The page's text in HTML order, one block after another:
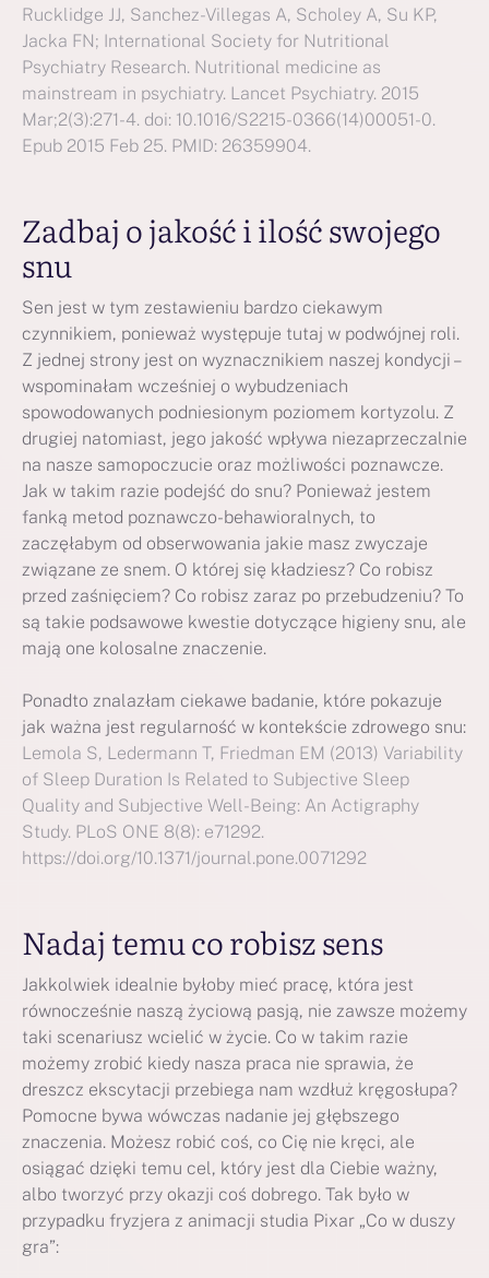
Rucklidge JJ, Sanchez-Villegas A, Scholey A, Su KP,
Jacka FN; International Society for Nutritional
Psychiatry Research. Nutritional medicine as
mainstream in psychiatry. Lancet Psychiatry. 2015
Mar;2(3):271-4. doi: 10.1016/S2215-0366(14)00051-0.
Epub 2015 Feb 25. PMID: 26359904.
Zadbaj o jakość i ilość swojego
snu
Sen jest w tym zestawieniu bardzo ciekawym
czynnikiem, ponieważ występuje tutaj w podwójnej roli.
Z jednej strony jest on wyznacznikiem naszej kondycji –
wspominałam wcześniej o wybudzeniach
spowodowanych podniesionym poziomem kortyzolu. Z
drugiej natomiast, jego jakość wpływa niezaprzeczalnie
na nasze samopoczucie oraz możliwości poznawcze.
Jak w takim razie podejść do snu? Ponieważ jestem
fanką metod poznawczo-behawioralnych, to
zaczęłabym od obserwowania jakie masz zwyczaje
związane ze snem. O której się kładziesz? Co robisz
przed zaśnięciem? Co robisz zaraz po przebudzeniu? To
są takie podsawowe kwestie dotyczące higieny snu, ale
mają one kolosalne znaczenie.
Ponadto znalazłam ciekawe badanie, które pokazuje
jak ważna jest regularność w kontekście zdrowego snu:
Lemola S, Ledermann T, Friedman EM (2013) Variability
of Sleep Duration Is Related to Subjective Sleep
Quality and Subjective Well-Being: An Actigraphy
Study. PLoS ONE 8(8): e71292.
https://doi.org/10.1371/journal.pone.0071292
Nadaj temu co robisz sens
Jakkolwiek idealnie byłoby mieć pracę, która jest
równocześnie naszą życiową pasją, nie zawsze możemy
taki scenariusz wcielić w życie. Co w takim razie
możemy zrobić kiedy nasza praca nie sprawia, że
dreszcz ekscytacji przebiega nam wzdłuż kręgosłupa?
Pomocne bywa wówczas nadanie jej głębszego
znaczenia. Możesz robić coś, co Cię nie kręci, ale
osiągać dzięki temu cel, który jest dla Ciebie ważny,
albo tworzyć przy okazji coś dobrego. Tak było w
przypadku fryzjera z animacji studia Pixar „Co w duszy
gra”: